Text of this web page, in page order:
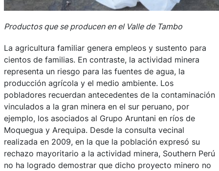
Productos que se producen en el Valle de Tambo
La agricultura familiar genera empleos y sustento para
cientos de familias. En contraste, la actividad minera
representa un riesgo para las fuentes de agua, la
producción agrícola y el medio ambiente. Los
pobladores recuerdan antecedentes de la contaminación
vinculados a la gran minera en el sur peruano, por
ejemplo, los asociados al Grupo Aruntani en ríos de
Moquegua y Arequipa. Desde la consulta vecinal
realizada en 2009, en la que la población expresó su
rechazo mayoritario a la actividad minera, Southern Perú
no ha logrado demostrar que dicho proyecto minero no